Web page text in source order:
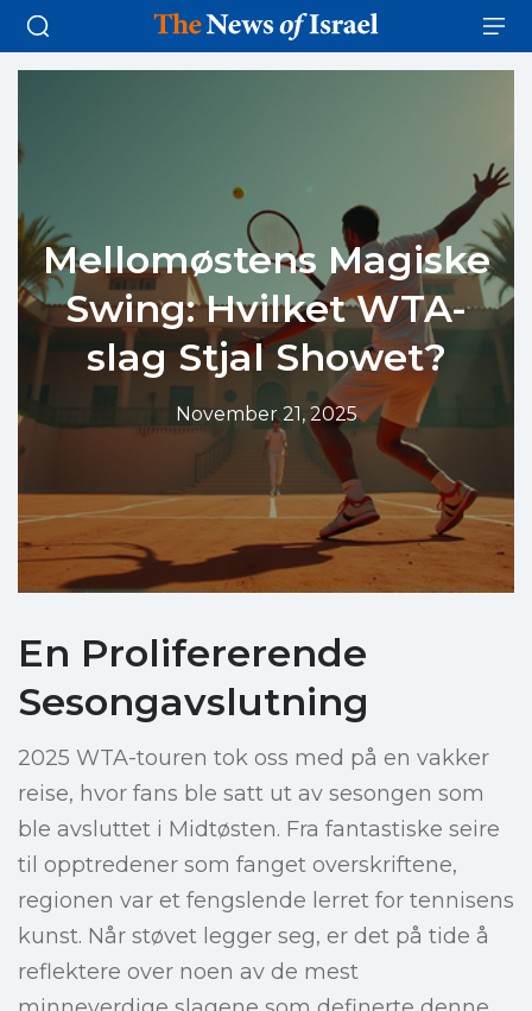
Mellomøstens Magiske
Swing: Hvilket WTA-
slag Stjal Showet?
November 21, 2025
En Prolifererende
Sesongavslutning
2025 WTA-touren tok oss med på en vakker
reise, hvor fans ble satt ut av sesongen som
ble avsluttet i Midtøsten. Fra fantastiske seire
til opptredener som fanget overskriftene,
regionen var et fengslende lerret for tennisens
kunst. Når støvet legger seg, er det på tide å
reflektere over noen av de mest